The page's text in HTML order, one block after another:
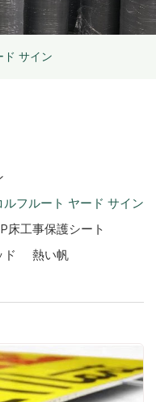
ド サイン
ルフルート ヤード サイン
床工事保護シート
熱い帆